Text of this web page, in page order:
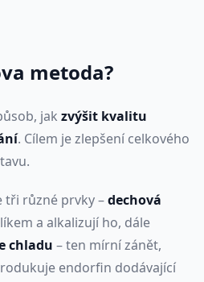
metoda?
jak zvýšit kvalitu
. Cílem je zlepšení celkového
tři různé prvky –dechová
a alkalizují ho, dále
chladu – ten mírní zánět,
endorfin dodávající